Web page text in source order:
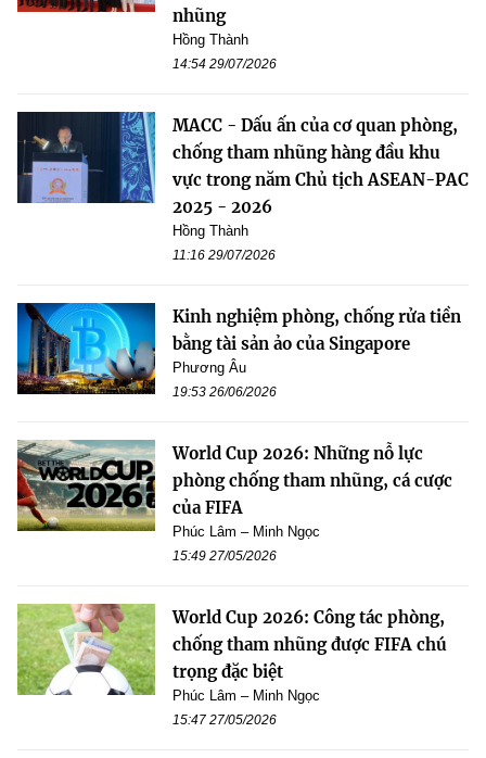
nhũng
Hồng Thành
14:54 29/07/2026
MACC - Dấu ấn của cơ quan phòng,
chống tham nhũng hàng đầu khu
vực trong năm Chủ tịch ASEAN-PAC
2025 - 2026
Hồng Thành
11:16 29/07/2026
Kinh nghiệm phòng, chống rửa tiền
bằng tài sản ảo của Singapore
Phương Âu
19:53 26/06/2026
World Cup 2026: Những nỗ lực
phòng chống tham nhũng, cá cược
của FIFA
Phúc Lâm – Minh Ngọc
15:49 27/05/2026
World Cup 2026: Công tác phòng,
chống tham nhũng được FIFA chú
trọng đặc biệt
Phúc Lâm – Minh Ngọc
15:47 27/05/2026